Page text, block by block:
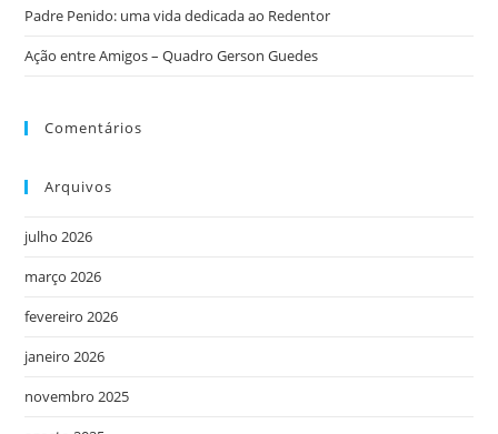
Padre Penido: uma vida dedicada ao Redentor
Ação entre Amigos – Quadro Gerson Guedes
Comentários
Arquivos
julho 2026
março 2026
fevereiro 2026
janeiro 2026
novembro 2025